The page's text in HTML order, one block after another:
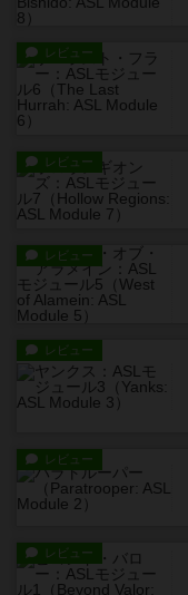
レビュー
レビュー
レビュー
レビュー
レビュー
レビュー